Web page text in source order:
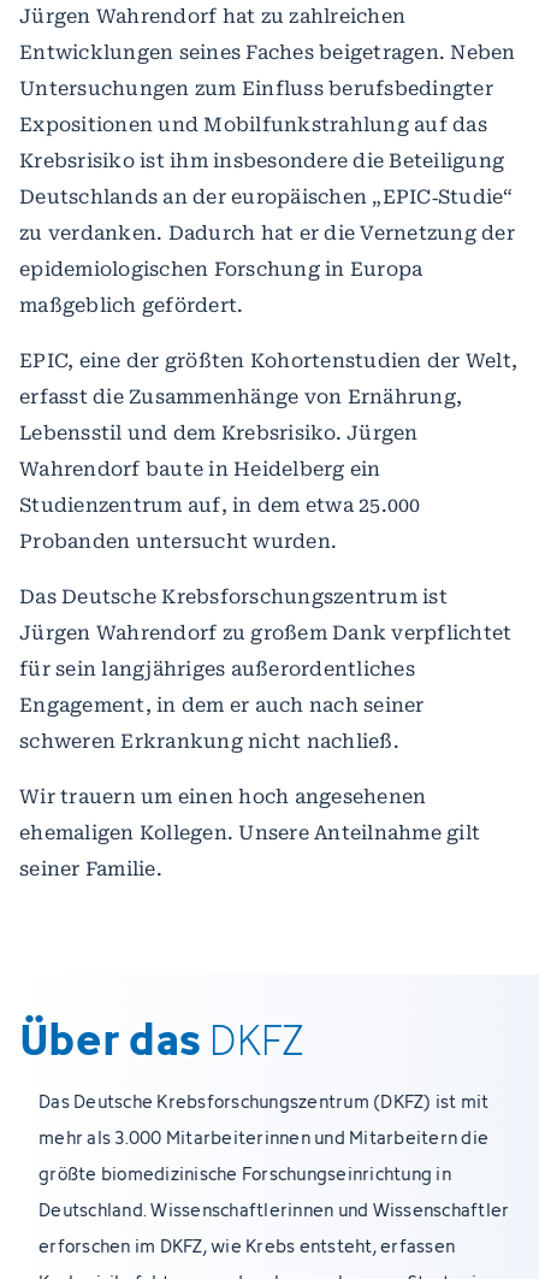
Jürgen Wahrendorf hat zu zahlreichen
Entwicklungen seines Faches beigetragen. Neben
Untersuchungen zum Einfluss berufsbedingter
Expositionen und Mobilfunkstrahlung auf das
Krebsrisiko ist ihm insbesondere die Beteiligung
Deutschlands an der europäischen „EPIC‐Studie“
zu verdanken. Dadurch hat er die Vernetzung der
epidemiologischen Forschung in Europa
maßgeblich gefördert.
EPIC, eine der größten Kohortenstudien der Welt,
erfasst die Zusammenhänge von Ernährung,
Lebensstil und dem Krebsrisiko. Jürgen
Wahrendorf baute in Heidelberg ein
Studienzentrum auf, in dem etwa 25.000
Probanden untersucht wurden.
Das Deutsche Krebsforschungszentrum ist
Jürgen Wahrendorf zu großem Dank verpflichtet
für sein langjähriges außerordentliches
Engagement, in dem er auch nach seiner
schweren Erkrankung nicht nachließ.
Wir trauern um einen hoch angesehenen
ehemaligen Kollegen. Unsere Anteilnahme gilt
seiner Familie.
Über das DKFZ
Das Deutsche Krebsforschungszentrum (DKFZ) ist mit
mehr als 3.000 Mitarbeiterinnen und Mitarbeitern die
größte biomedizinische Forschungseinrichtung in
Deutschland. Wissenschaftlerinnen und Wissenschaftler
erforschen im DKFZ, wie Krebs entsteht, erfassen